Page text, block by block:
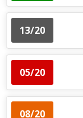
13/20
05/20
08/20